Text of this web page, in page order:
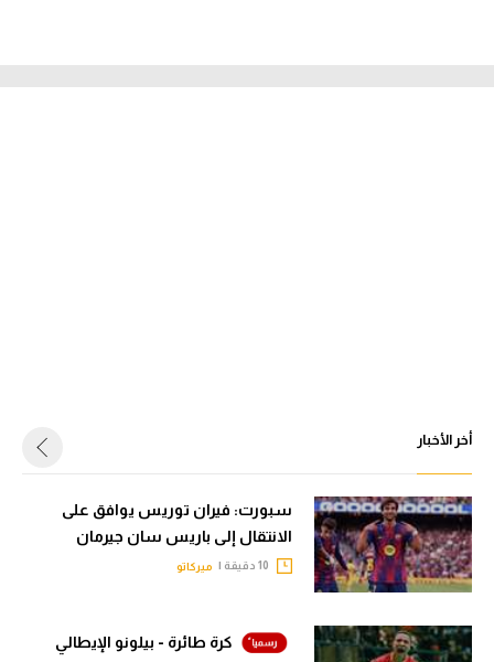
أخر الأخبار
سبورت: فيران توريس يوافق على
الانتقال إلى باريس سان جيرمان
ميركاتو
كرة طائرة - بيلونو الإيطالي